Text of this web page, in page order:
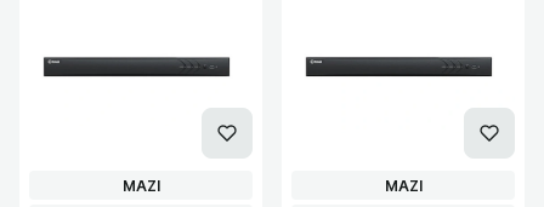
PRODUCENT
MAZI PRODUCENT
MAZI